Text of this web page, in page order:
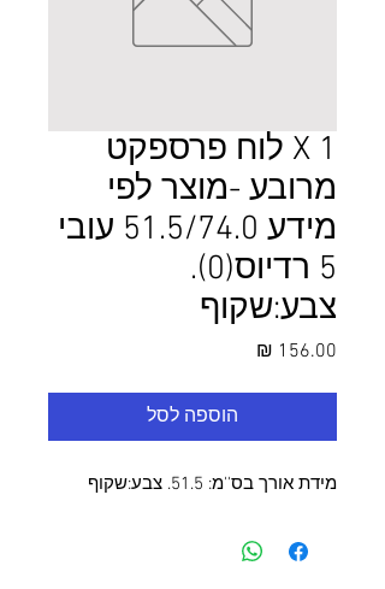
1 X לוח פרספקט
מרובע -מוצר לפי
מידע 51.5/74.0 עובי
5 רדיוס(0).
צבע:שקוף
הוספה לסל
מידת אורך בס''מ: 51.5. צבע:שקוף